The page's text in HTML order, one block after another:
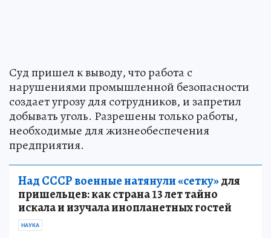
Суд пришел к выводу, что работа с
нарушениями промышленной безопасности
создает угрозу для сотрудников, и запретил
добывать уголь. Разрешены только работы,
необходимые для жизнеобеспечения
предприятия.
Над СССР военные натянули «сетку»для
пришельцев: как страна 13 лет тайно
искала и изучала инопланетных гостей
НАУКА